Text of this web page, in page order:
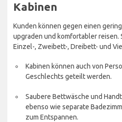
Kabinen
Kunden können gegen einen
upgraden und komfortabler reisen.
Einzel-, Zweibett-, Dreibett- und
Kabinen können auch von
Geschlechts geteilt werden.
Saubere Bettwäsche und
ebenso wie separate
zum Entspannen.